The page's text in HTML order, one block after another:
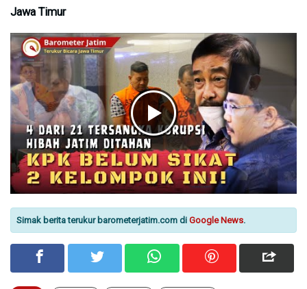
Jawa Timur
Simak berita terukur barometerjatim.com di Google News.